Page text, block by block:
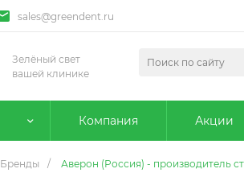
sales@greendent.ru
Зелёный свет
вашей клинике
Компания Акции
Бренды / Аверон (Россия) - производитель